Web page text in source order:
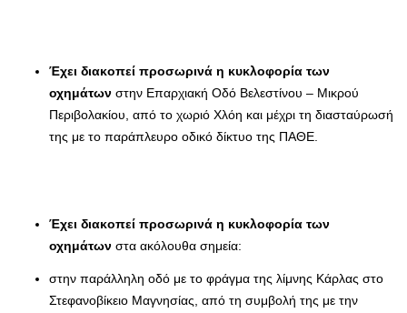
Έχει διακοπεί προσωρινά η κυκλοφορία των
οχημάτων στην Επαρχιακή Οδό Βελεστίνου – Μικρού
Περιβολακίου, από το χωριό Χλόη και μέχρι τη διασταύρωσή
της με το παράπλευρο οδικό δίκτυο της ΠΑΘΕ.
Έχει διακοπεί προσωρινά η κυκλοφορία των
οχημάτων στα ακόλουθα σημεία:
στην παράλληλη οδό με το φράγμα της λίμνης Κάρλας στο
Στεφανοβίκειο Μαγνησίας, από τη συμβολή της με την